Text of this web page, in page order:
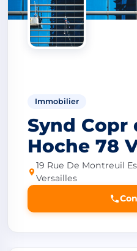
Immobilier
Synd Copr
Hoche 78
19 Rue De Montreuil
Versailles